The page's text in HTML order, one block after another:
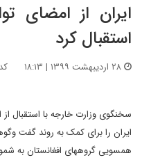
ایران از امضای
استقبال کرد
کد :
سخنگوی وزارت خارجه با استقبال از
ایران را برای کمک به روند گفت
همسویی گروههای افغانستان به